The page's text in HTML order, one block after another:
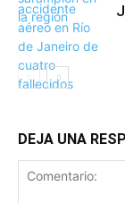
DEJA UNA